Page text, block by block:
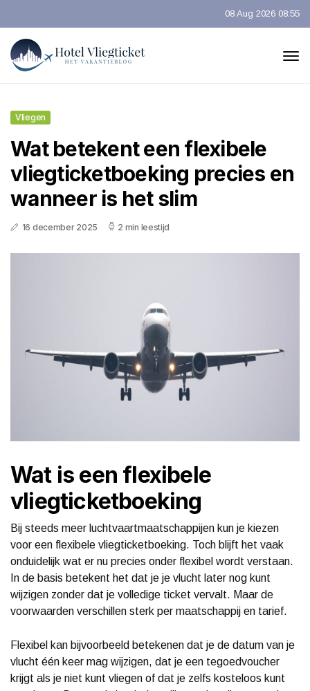
08 Aug 2026 08:55
Vliegen
Wat betekent een flexibele
vliegticketboeking precies en
wanneer is het slim
16 december 2025 2 min leestijd
Wat is een flexibele
vliegticketboeking
Bij steeds meer luchtvaartmaatschappijen kun je kiezen
voor een flexibele vliegticketboeking. Toch blijft het vaak
onduidelijk wat er nu precies onder flexibel wordt verstaan.
In de basis betekent het dat je je vlucht later nog kunt
wijzigen zonder dat je volledige ticket vervalt. Maar de
voorwaarden verschillen sterk per maatschappij en tarief.
Flexibel kan bijvoorbeeld betekenen dat je de datum van je
vlucht één keer mag wijzigen, dat je een tegoedvoucher
krijgt als je niet kunt vliegen of dat je zelfs kosteloos kunt